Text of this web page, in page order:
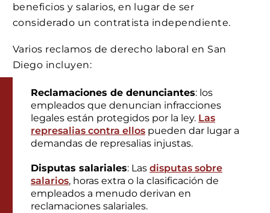
beneficios y salarios, en lugar de ser
considerado un contratista independiente.
Varios reclamos de derecho laboral en San
Diego incluyen:
Reclamaciones de denunciantes: los
empleados que denuncian infracciones
legales están protegidos por la ley. Las
represalias contra ellos pueden dar lugar a
demandas de represalias injustas.
Disputas salariales: Las disputas sobre
salarios, horas extra o la clasificación de
empleados a menudo derivan en
reclamaciones salariales.